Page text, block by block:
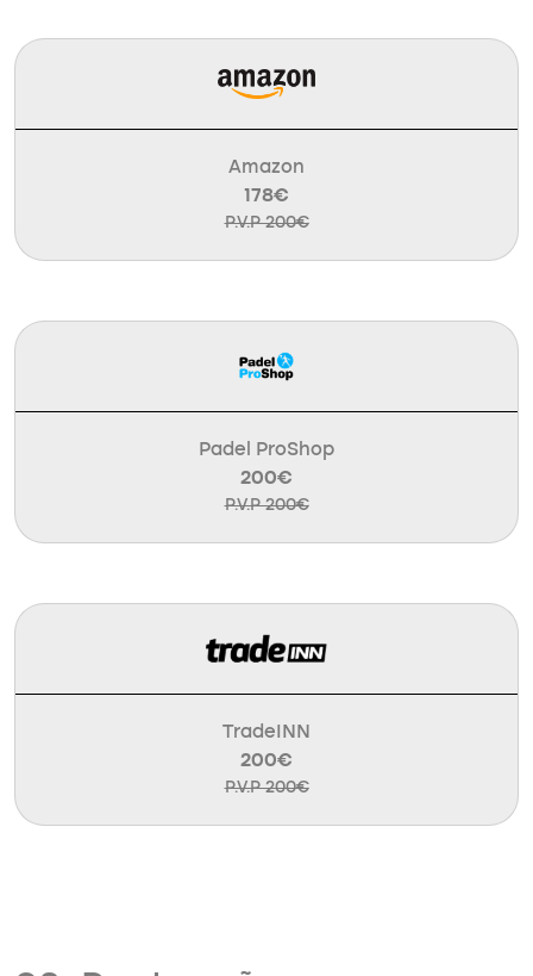
Amazon
178€
P.V.P 200€
Padel ProShop
200€
P.V.P 200€
TradeINN
200€
P.V.P 200€